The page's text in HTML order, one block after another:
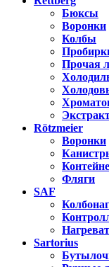
Бюксы
Воронки
Колбы
Прочая
Rötzmeier
Воронки
Фляги
SAF
Sartorius